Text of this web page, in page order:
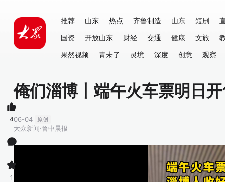
推荐 山东 热点 齐鲁制造 山东 短剧
国资
开放山东 财经 交通 健康 文旅
果然视频
青未了 灵境 深度 创意 观察
俺们淄博丨端午火车票明日
06-04 原创
大众新闻·鲁中晨报
4
1